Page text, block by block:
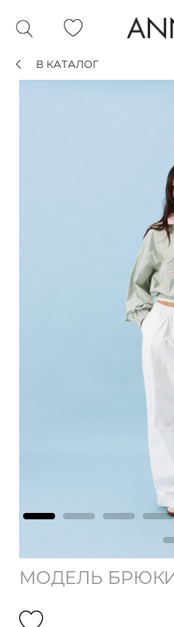
В КАТАЛОГ
МОДЕЛЬ БРЮКИ